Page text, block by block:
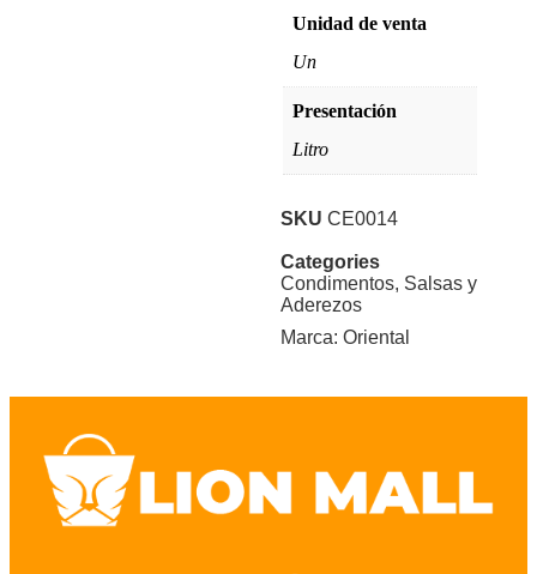
Unidad de venta
Un
Presentación
Litro
SKU CE0014
Categories
Condimentos, Salsas y
Aderezos
Marca: Oriental